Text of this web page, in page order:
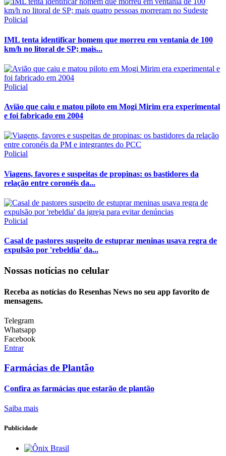
Policial
IML tenta identificar homem que morreu em ventania de 100
km/h no litoral de SP; mais...
Policial
Avião que caiu e matou piloto em Mogi Mirim era experimental
e foi fabricado em 2004
Policial
Viagens, favores e suspeitas de propinas: os bastidores da
relação entre coronéis da...
Policial
Casal de pastores suspeito de estuprar meninas usava regra de
expulsão por 'rebeldia' da...
Nossas notícias no celular
Receba as notícias do Resenhas News no seu app favorito de
mensagens.
Telegram
Whatsapp
Facebook
Entrar
Farmácias de Plantão
Confira as farmácias que estarão de plantão
Saiba mais
Publicidade